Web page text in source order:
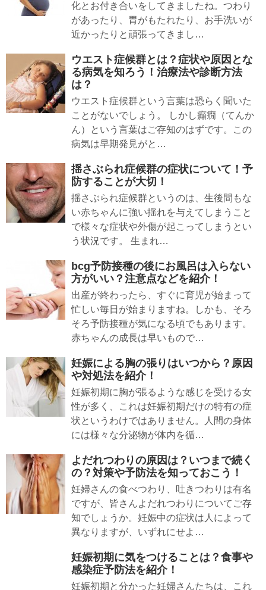
化とお付き合いをしてきましたね。つわり
があったり、胃がもたれたり、お手洗いが
近かったりと頑張ってきまし…
ウエスト症候群とは？症状や原因とな
る病気を知ろう！治療法や診断方法
は？
ウエスト症候群という言葉は恐らく聞いた
ことがないでしょう。 しかし癲癇（てんか
ん）という言葉はご存知のはずです。この
病気は早期発見がと…
揺さぶられ症候群の症状について！予
防することが大切！
揺さぶられ症候群というのは、生後間もな
い赤ちゃんに強い揺れを与えてしまうこと
で様々な症状や外傷が起こってしまうとい
う状況です。 生まれ…
bcg予防接種の後にお風呂は入らない
方がいい？注意点などを紹介！
出産が終わったら、すぐに育児が始まって
忙しい毎日が始まりますね。しかも、そろ
そろ予防接種が気になる頃でもあります。
赤ちゃんの成長は早いもので…
妊娠による胸の張りはいつから？原因
や対処法を紹介！
妊娠初期に胸が張るような感じを受ける女
性が多く、これは妊娠初期だけの特有の症
状というわけではありません。人間の身体
には様々な分泌物が体内を循…
よだれつわりの原因は？いつまで続く
の？対策や予防法を知っておこう！
妊婦さんの食べつわり、吐きつわりは有名
ですが、皆さんよだれつわりについてご存
知でしょうか。妊娠中の症状は人によって
異なりますが、いずれにせよ…
妊娠初期に気をつけることは？食事や
感染症予防法を紹介！
妊娠初期と分かった妊婦さんたちは、これ